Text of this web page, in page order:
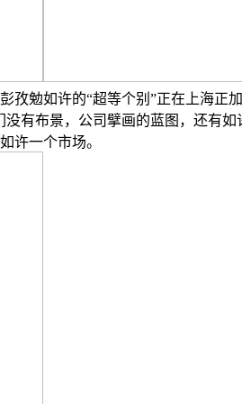
勉如许的“超等个别”正在上海
有布景，公司擘画的蓝图，还有
许一个市场。